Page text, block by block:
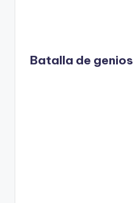
Batalla de genios